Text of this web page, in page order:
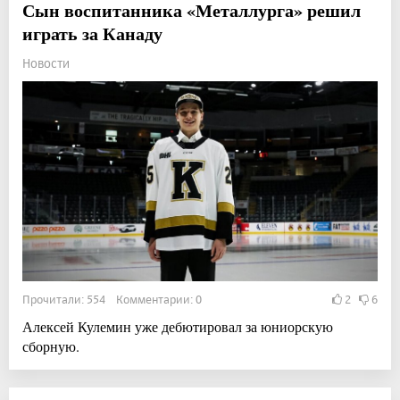
Сын воспитанника «Металлурга» решил
играть за Канаду
Новости
Прочитали: 554 Комментарии: 0 2 6
Алексей Кулемин уже дебютировал за юниорскую
сборную.